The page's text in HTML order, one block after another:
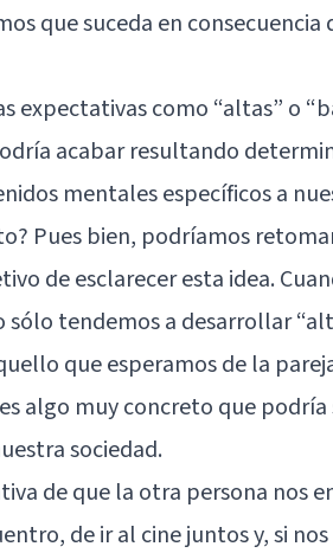
que suceda en consecuencia
expectativas como “altas” o
acabar resultando
mentales específicos a
Pues bien, podríamos
de esclarecer esta idea.
tendemos a desarrollar
que esperamos de la
algo muy concreto que podría
sociedad.
de que la otra persona nos
de ir al cine juntos y, si nos